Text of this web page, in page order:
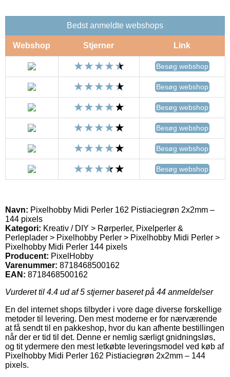
Bedst anmeldte webshops
Webshop Stjerner Link
Besøg webshop
Besøg webshop
Besøg webshop
Besøg webshop
Besøg webshop
Besøg webshop
Navn: Pixelhobby Midi Perler 162 Pistiaciegrøn 2x2mm –
144 pixels
Kategori: Kreativ / DIY > Rørperler, Pixelperler &
Perleplader > Pixelhobby Perler > Pixelhobby Midi Perler >
Pixelhobby Midi Perler 144 pixels
Producent: PixelHobby
Varenummer: 8718468500162
EAN: 8718468500162
Vurderet til 4.4 ud af 5 stjerner baseret på 44 anmeldelser
En del internet shops tilbyder i vore dage diverse forskellige
metoder til levering. Den mest moderne er for nærværende
at få sendt til en pakkeshop, hvor du kan afhente bestillingen
når der er tid til det. Denne er nemlig særligt gnidningsløs,
og tit ydermere den mest letkøbte leveringsmodel ved køb af
Pixelhobby Midi Perler 162 Pistiaciegrøn 2x2mm – 144
pixels.